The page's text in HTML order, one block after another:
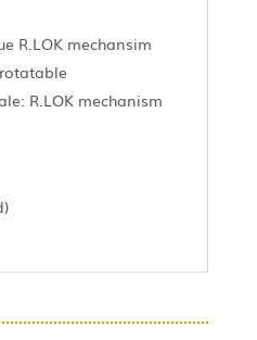
R.LOK mechansim
R.LOK mechanism